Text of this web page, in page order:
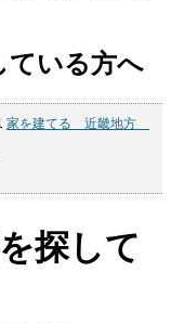
ている方へ
家を建てる 近畿地方
探して